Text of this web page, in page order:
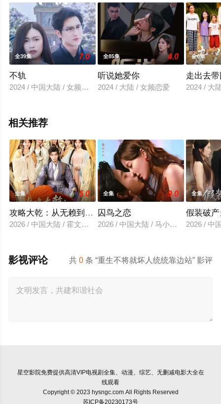
全39集 7.0
不轨
2024 / 中国大陆 / 女频恋爱
全85集 4.0
听说她爱你
2024 / 大陆 / 女频恋爱
全6集
走出去
2024 / 大
相关推荐
全集 5.0
攻略大乾：从无赖到霸主
2026 / 中国大陆 / 霍文琦＆陈洁蕾
全集 9.0
囚鸟之恋
2026 / 中国大陆 / 马小宇&兰岚
全集
假装破
2026 / 中
共0 条 “重生不将就坏人统统靠边站” 影评
影视评论
星空影院免费提供高清VIP电视剧全集、动漫、综艺、无删减电影大全在
线观看
Copyright © 2023 hysngc.com All Rights Reserved
苏ICP备20230173号